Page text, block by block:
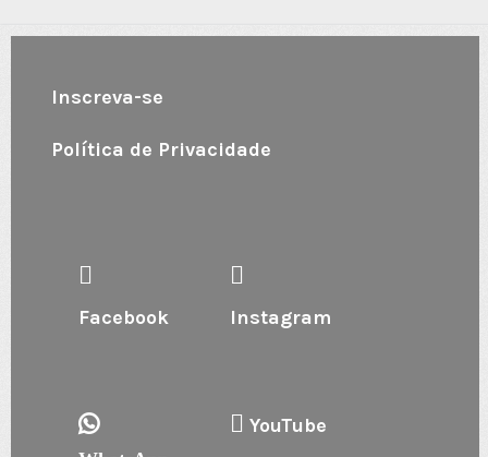
Inscreva-se
Política de Privacidade
Facebook Instagram
YouTube